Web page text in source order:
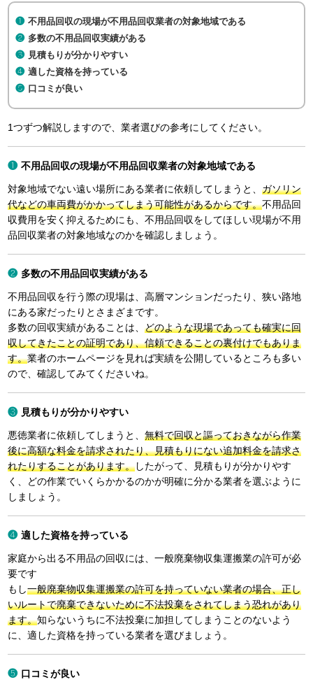
不用品回収の現場が不用品回収業者の対象地域である
多数の不用品回収実績がある
見積もりが分かりやすい
適した資格を持っている
口コミが良い
1つずつ解説しますので、業者選びの参考にしてください。
不用品回収の現場が不用品回収業者の対象地域である
対象地域でない遠い場所にある業者に依頼してしまうと、ガソリン
代などの車両費がかかってしまう可能性があるからです。不用品回
収費用を安く抑えるためにも、不用品回収をしてほしい現場が不用
品回収業者の対象地域なのかを確認しましょう。
多数の不用品回収実績がある
不用品回収を行う際の現場は、高層マンションだったり、狭い路地
にある家だったりとさまざまです。
多数の回収実績があることは、どのような現場であっても確実に回
収してきたことの証明であり、信頼できることの裏付けでもありま
す。業者のホームページを見れば実績を公開しているところも多い
ので、確認してみてくださいね。
見積もりが分かりやすい
悪徳業者に依頼してしまうと、無料で回収と謳っておきながら作業
後に高額な料金を請求されたり、見積もりにない追加料金を請求さ
れたりすることがあります。したがって、見積もりが分かりやす
く、どの作業でいくらかかるのかが明確に分かる業者を選ぶように
しましょう。
適した資格を持っている
家庭から出る不用品の回収には、一般廃棄物収集運搬業の許可が必
要です
もし一般廃棄物収集運搬業の許可を持っていない業者の場合、正し
いルートで廃棄できないために不法投棄をされてしまう恐れがあり
ます。知らないうちに不法投棄に加担してしまうことのないよう
に、適した資格を持っている業者を選びましょう。
口コミが良い